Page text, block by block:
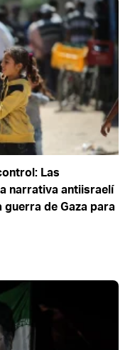
Las
narrativa antiisraelí
de Gaza para